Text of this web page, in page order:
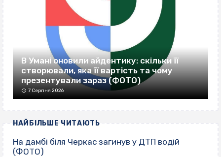
В Умані оновили айдентику: скільки її
створювали, яка її вартість та чому
презентували зараз (ФОТО)
7 Серпня 2026
НАЙБІЛЬШЕ ЧИТАЮТЬ
На дамбі біля Черкас загинув у ДТП водій
(ФОТО)